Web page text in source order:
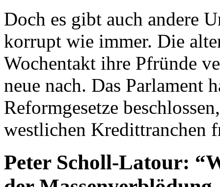
Doch es gibt auch andere
korrupt wie immer. Die
Wochentakt ihre Pfründe
neue nach. Das Parlament
Reformgesetze
westlichen Kredittranchen
Peter Scholl-Latour: